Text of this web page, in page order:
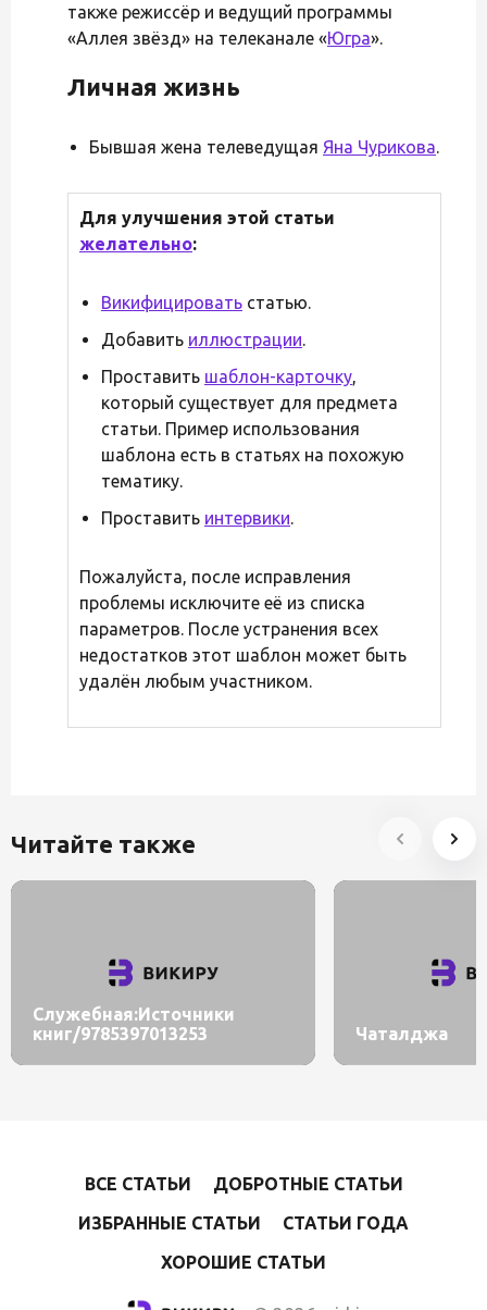
также режиссёр и ведущий программы
«Аллея звёзд» на телеканале «Югра».
Личная жизнь
Бывшая жена телеведущая Яна Чурикова.
Для улучшения этой статьи
желательно:
Викифицировать статью.
Добавить иллюстрации.
Проставить шаблон-карточку,
который существует для предмета
статьи. Пример использования
шаблона есть в статьях на похожую
тематику.
Проставить интервики.
Пожалуйста, после исправления
проблемы исключите её из списка
параметров. После устранения всех
недостатков этот шаблон может быть
удалён любым участником.
Читайте также
Служебная:Источники
книг/9785397013253
Чаталджа
ВСЕ СТАТЬИ
ДОБРОТНЫЕ СТАТЬИ
ИЗБРАННЫЕ СТАТЬИ
СТАТЬИ ГОДА
ХОРОШИЕ СТАТЬИ